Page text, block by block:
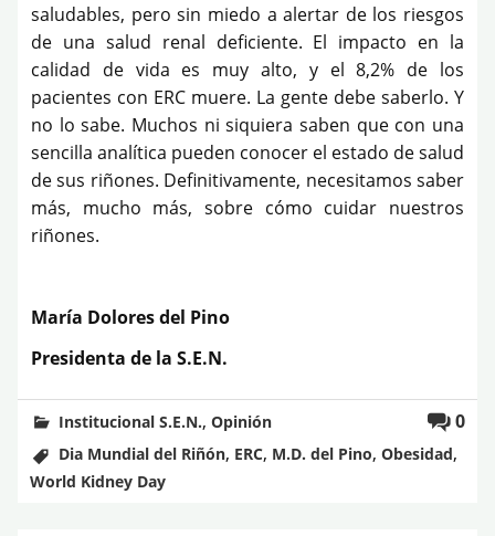
saludables, pero sin miedo a alertar de los riesgos
de una salud renal deficiente. El impacto en la
calidad de vida es muy alto, y el 8,2% de los
pacientes con ERC muere. La gente debe saberlo. Y
no lo sabe. Muchos ni siquiera saben que con una
sencilla analítica pueden conocer el estado de salud
de sus riñones. Definitivamente, necesitamos saber
más, mucho más, sobre cómo cuidar nuestros
riñones.
María Dolores del Pino
Presidenta de la S.E.N.
0
Institucional S.E.N.,Opinión
Dia Mundial del Riñón, ERC, M.D. del Pino,Obesidad,
World Kidney Day